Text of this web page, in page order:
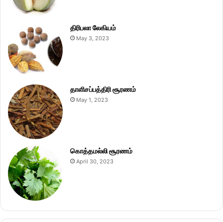
திரிபலா லேகியம்
May 3, 2023
தாளிசப்பத்திரி சூரணம்
May 1, 2023
கொத்தமல்லி சூரணம்
April 30, 2023